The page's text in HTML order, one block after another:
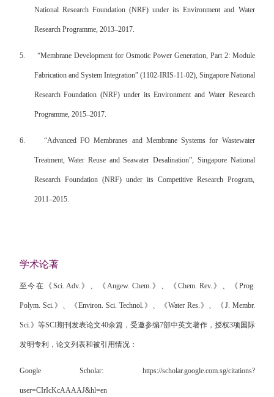
National Research Foundation (NRF) under its Environment and Water
Research Programme, 2013–2017.
5. “Membrane Development for Osmotic Power Generation, Part 2: Module
Fabrication and System Integration”(1102-IRIS-11-02), Singapore National
Research Foundation (NRF) under its Environment and Water Research
Programme, 2015–2017.
6. “Advanced FO Membranes and Membrane Systems for Wastewater
Treatment, Water Reuse and Seawater Desalination”, Singapore National
Research Foundation (NRF) under its Competitive Research Program,
2011–2015.
学术论著
至今在《 Sci. Adv. 》、《 Angew. Chem. 》、《 Chem. Rev. 》、《 Prog.
Polym. Sci. 》、《Environ. Sci. Technol. 》、《Water Res. 》、《 J. Membr.
Sci.》等SCI期刊发表论文40余篇，受邀参编7部中英文著作，授权3项国际
发明专利，论文列表和被引用情况：
Google Scholar: https://scholar.google.com.sg/citations?
user=CIrIcKcAAAAJ&hl=en